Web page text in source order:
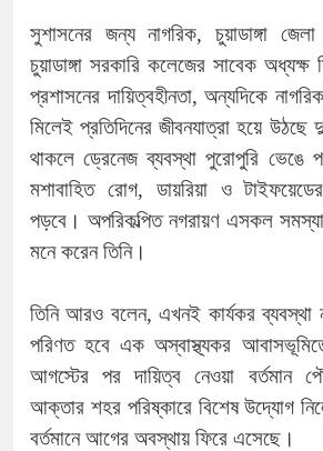
সুশাসনের জন্য নাগরিক, চুয়াডাঙ্গা
চুয়াডাঙ্গা সরকারি কলেজের সাবেক অধ্যক্ষ
প্রশাসনের দায়িত্বহীনতা, অন্যদিকে
মিলেই প্রতিদিনের জীবনযাত্রা হয়ে উঠছে
থাকলে ড্রেনেজ ব্যবস্থা পুরোপুরি ভেঙে
মশাবাহিত রোগ, ডায়রিয়া ও
পড়বে। অপরিকল্পিত নগরায়ণ এসকল
মনে করেন তিনি।
তিনি আরও বলেন, এখনই কার্যকর ব্যবস্থা
পরিণত হবে এক অস্বাস্থ্যকর
আগস্টের পর দায়িত্ব নেওয়া বর্তমান
আক্তার শহর পরিষ্কারে বিশেষ উদ্যোগ
বর্তমানে আগের অবস্থায় ফিরে এসেছে।